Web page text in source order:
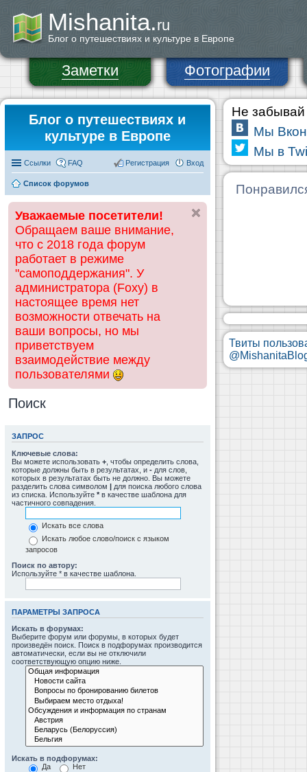
Mishanita.ru
Блог о путешествиях и культуре в Европе
Заметки Фотографии
Блог о путешествиях и
культуре в Европе
Ссылки FAQ Вход
Регистрация
Список форумов
Уважаемые посетители!
Обращаем ваше внимание,
что с 2018 года форум
работает в режиме
"самоподдержания". У
администратора (Foxy) в
настоящее время нет
возможности отвечать на
ваши вопросы, но мы
приветствуем
взаимодействие между
пользователями
Поиск
ЗАПРОС
Ключевые слова:
Вы можете использовать + , чтобы определить слова,
которые должны быть в результатах, и - для слов,
которых в результатах быть не должно. Вы можете
разделить слова символом | для поиска любого слова
из списка. Используйте * в качестве шаблона для
частичного совпадения.
Искать все слова
Искать любое слово/поиск с языком
запросов
Поиск по автору:
Используйте * в качестве шаблона.
ПАРАМЕТРЫ ЗАПРОСА
Искать в форумах:
Выберите форум или форумы, в которых будет
произведён поиск. Поиск в подфорумах производится
автоматически, если вы не отключили
соответствующую опцию ниже.
Искать в подфорумах:
Да
Нет
Не забывай
Мы
Мы в
Твиты